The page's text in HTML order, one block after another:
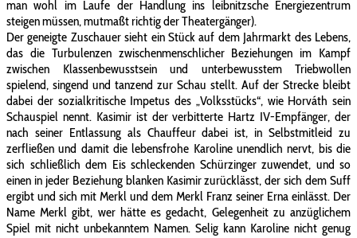
man wohl im Laufe der Handlung ins leibnitzsche Energiezentrum
steigen müssen, mutmaßt richtig der Theatergänger).
Der geneigte Zuschauer sieht ein Stück auf dem Jahrmarkt des Lebens,
das die Turbulenzen zwischenmenschlicher Beziehungen im Kampf
zwischen Klassenbewusstsein und unterbewusstem Triebwollen
spielend, singend und tanzend zur Schau stellt. Auf der Strecke bleibt
dabei der sozialkritische Impetus des „Volksstücks“, wie Horváth sein
Schauspiel nennt. Kasimir ist der verbitterte Hartz IV-Empfänger, der
nach seiner Entlassung als Chauffeur dabei ist, in Selbstmitleid zu
zerfließen und damit die lebensfrohe Karoline unendlich nervt, bis die
sich schließlich dem Eis schleckenden Schürzinger zuwendet, und so
einen in jeder Beziehung blanken Kasimir zurücklässt, der sich dem Suff
ergibt und sich mit Merkl und dem Merkl Franz seiner Erna einlässt. Der
Name Merkl gibt, wer hätte es gedacht, Gelegenheit zu anzüglichem
Spiel mit nicht unbekanntem Namen. Selig kann Karoline nicht genug